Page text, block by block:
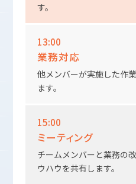
す。
13:00
業務対応
他メンバーが実施した作
ます。
15:00
ミーティング
チームメンバーと業務の
ウハウを共有します。